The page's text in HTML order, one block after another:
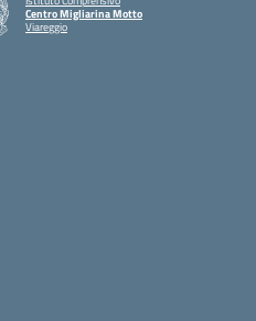
Centro Migliarina Motto
Viareggio